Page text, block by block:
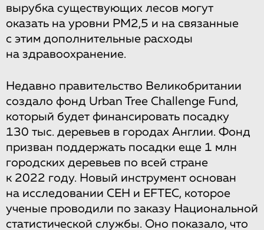
вырубка существующих лесов могут
оказать на уровни PM2,5 и на связанные
с этим дополнительные расходы
на здравоохранение.
Недавно правительство Великобритании
создало фонд Urban Tree Challenge Fund,
который будет финансировать посадку
130 тыс. деревьев в городах Англии. Фонд
призван поддержать посадки еще 1 млн
городских деревьев по всей стране
к 2022 году. Новый инструмент основан
на исследовании CEH и EFTEC, которое
ученые проводили по заказу Национальной
статистической службы. Оно показало, что